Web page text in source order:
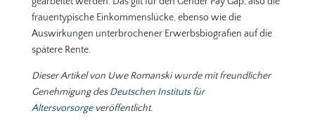
frauentypische Einkommenslücke, ebenso wie die
Auswirkungen unterbrochener Erwerbsbiografien auf die
spätere Rente.
Dieser Artikel von Uwe Romanski wurde mit freundlicher
Genehmigung desDeutschen Instituts für
Altersvorsorgeveröffentlicht.